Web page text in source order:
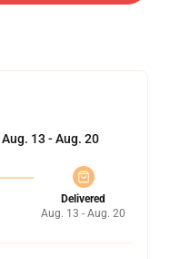
Aug. 13 - Aug. 20
Delivered
Aug. 13 - Aug. 20